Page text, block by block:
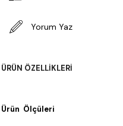
Yorum Yaz
ÜRÜN ÖZELLIKLERI
Ürün Ölçüleri